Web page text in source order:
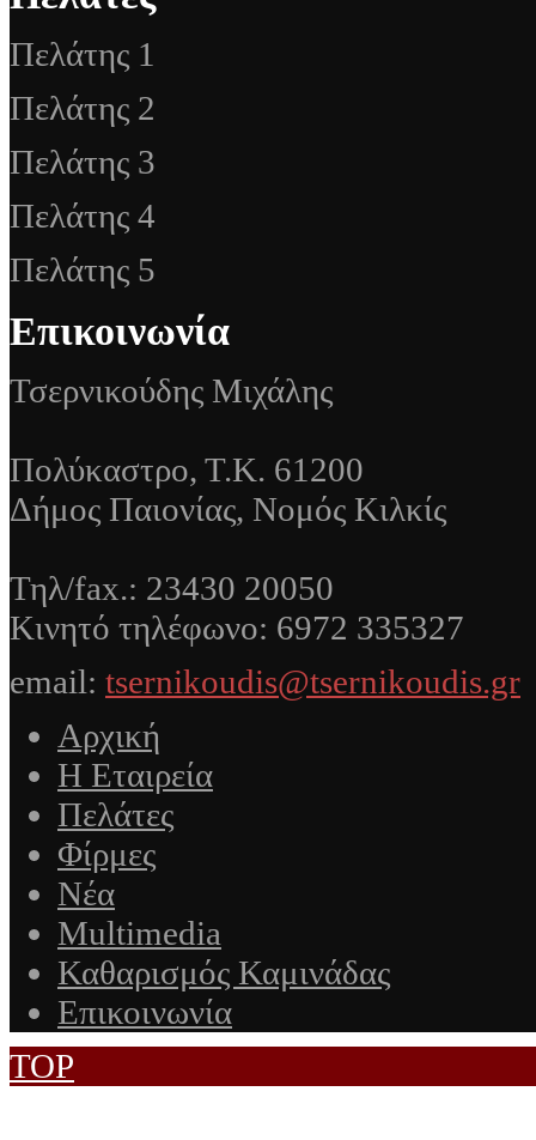
Πελάτης 1
Πελάτης 2
Πελάτης 3
Πελάτης 4
Πελάτης 5
Επικοινωνία
Τσερνικούδης Μιχάλης
Πολύκαστρο, Τ.Κ. 61200
Δήμος Παιονίας, Νομός Κιλκίς
Τηλ/fax.: 23430 20050
Κινητό τηλέφωνο: 6972 335327
email: tsernikoudis@tsernikoudis.gr
Αρχική
Η Εταιρεία
Πελάτες
Φίρμες
Νέα
Multimedia
Καθαρισμός Καμινάδας
Επικοινωνία
TOP